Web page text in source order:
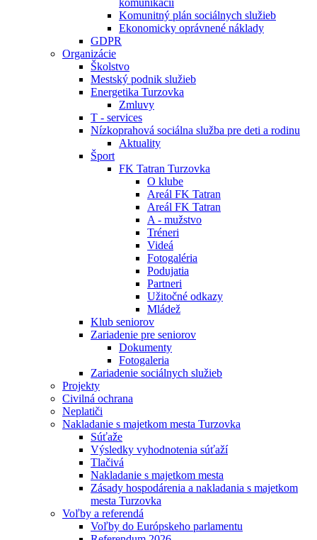
komunikácií
Komunitný plán sociálnych služieb
Ekonomicky oprávnené náklady
GDPR
Organizácie
Školstvo
Mestský podnik služieb
Energetika Turzovka
Zmluvy
T - services
Nízkoprahová sociálna služba pre deti a rodinu
Aktuality
Šport
FK Tatran Turzovka
O klube
Areál FK Tatran
Areál FK Tatran
A - mužstvo
Tréneri
Videá
Fotogaléria
Podujatia
Partneri
Užitočné odkazy
Mládež
Klub seniorov
Zariadenie pre seniorov
Dokumenty
Fotogaleria
Zariadenie sociálnych služieb
Projekty
Civilná ochrana
Neplatiči
Nakladanie s majetkom mesta Turzovka
Súťaže
Výsledky vyhodnotenia súťaží
Tlačivá
Nakladanie s majetkom mesta
Zásady hospodárenia a nakladania s majetkom
mesta Turzovka
Voľby a referendá
Voľby do Európskeho parlamentu